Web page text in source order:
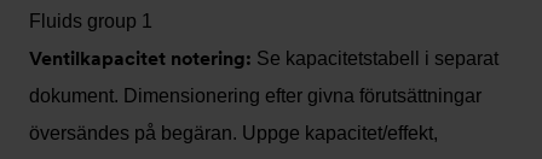
Fluids group 1
Ventilkapacitet notering: Se kapacitetstabell i separat
dokument. Dimensionering efter givna förutsättningar
översändes på begäran. Uppge kapacitet/effekt,